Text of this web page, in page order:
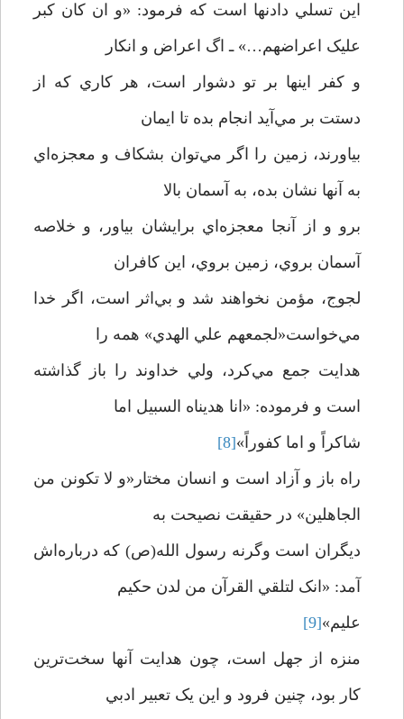
اين تسلي دادنها است که فرمود: «و ان کان کبر
عليک اعراضهم…» ـ اگ اعراض و انکار
و کفر اينها بر تو دشوار است، هر کاري که از
دستت بر مي‌آيد انجام بده تا ايمان
بياورند، زمين را اگر مي‌توان بشکاف و معجزه‌اي
به آنها نشان بده، به آسمان بالا
برو و از آنجا معجزه‌اي برايشان بياور، و خلاصه
آسمان بروي، زمين بروي، اين کافران
لجوج، مؤمن نخواهند شد و بي‌اثر است، اگر خدا
مي‌خواست«لجمعهم علي الهدي» همه را
هدايت جمع مي‌کرد، ولي خداوند را باز گذاشته
است و فرموده: «انا هديناه السبيل اما
شاکراً و اما کفوراً»[8]
راه باز و آزاد است و انسان مختار«و لا تکونن من
الجاهلين» در حقيقت نصيحت به
ديگران است وگرنه رسول الله(ص) که درباره‌اش
آمد: «انک لتلقي القرآن من لدن حکيم
عليم»[9]
منزه از جهل است، چون هدايت آنها سخت‌ترين
کار بود، چنين فرود و اين يک تعبير ادبي